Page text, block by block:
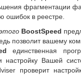
фрагментации
ошибок в реестре.
BoostSpeed
позволит вашему
единственная
настройку Вашей
проверит